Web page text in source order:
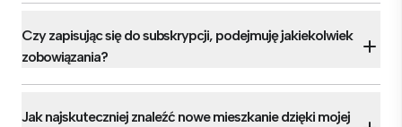
Czy zapisując się do subskrypcji, podejmuję jakiekolwiek
zobowiązania?
Jak najskuteczniej znaleźć nowe mieszkanie dzięki mojej